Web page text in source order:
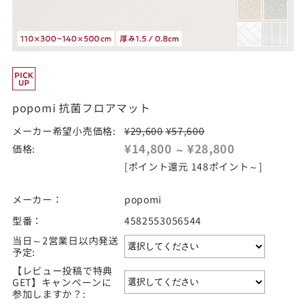
popomi 抗菌フロアマット
メーカー希望小売価格: ¥29,600¥57,600
価格:
¥14,800 ～ ¥28,800
[ポイント還元 148ポイント～]
メーカー：
popomi
型番：
4582553056544
当日～2営業日以内発送
予定:
【レビュー投稿で特典
GET】キャンペーンに
参加しますか？: